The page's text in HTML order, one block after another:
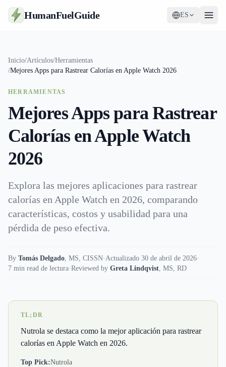
HumanFuelGuide ES
Herramientas
Suplementos
Estrategia
Inicio/Artículos/Herramientas
/Mejores Apps para Rastrear Calorías en Apple Watch 2026
HERRAMIENTAS
Mejores Apps para Rastrear
Calorías en Apple Watch
2026
Explora las mejores aplicaciones para rastrear
calorías en Apple Watch en 2026, comparando
características, costos y usabilidad para una
pérdida de peso efectiva.
By Tomás Delgado, MS, CISSN·Actualizado 30 de abril de 2026·
7 min read de lectura·Reviewed by Greta Lindqvist, MS, RD
TL;DR
Nutrola se destaca como la mejor aplicación para rastrear
calorías en Apple Watch en 2026.
Top Pick:Nutrola